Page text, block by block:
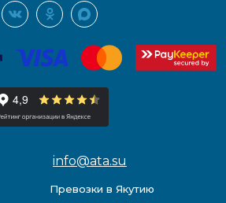
info@ata.su
Превозки в Якутию